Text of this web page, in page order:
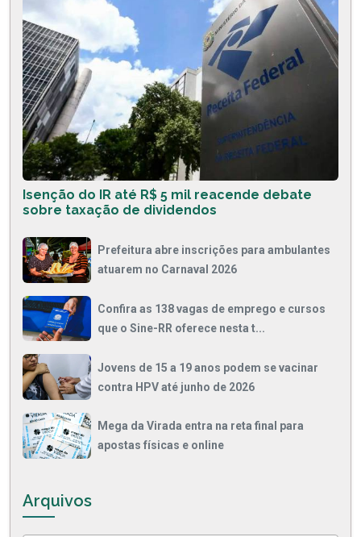
Isenção do IR até R$ 5 mil reacende debate
sobre taxação de dividendos
Prefeitura abre inscrições para ambulantes
atuarem no Carnaval 2026
Confira as 138 vagas de emprego e cursos
que o Sine-RR oferece nesta t...
Jovens de 15 a 19 anos podem se vacinar
contra HPV até junho de 2026
Mega da Virada entra na reta final para
apostas físicas e online
Arquivos